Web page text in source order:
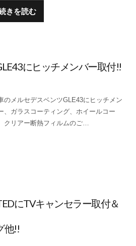
きを読む
にヒッチメンバー取付!!
のメルセデスベンツGLE43にヒッチメン
、ガラスコーティング、ホイールコー
クリアー断熱フィルムのご…
にTVキャンセラー取付＆
他!!